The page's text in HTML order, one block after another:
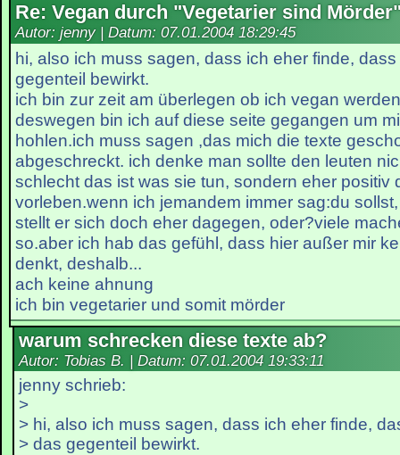
Re: Vegan durch "Vegetarier sind
Autor: jenny | Datum: 07.01.2004 18:29:45
hi, also ich muss sagen, dass ich eher finde,
gegenteil bewirkt.
ich bin zur zeit am überlegen ob ich vegan
deswegen bin ich auf diese seite gegangen um
hohlen.ich muss sagen ,das mich die texte
abgeschreckt. ich denke man sollte den leuten
schlecht das ist was sie tun, sondern eher positiv
vorleben.wenn ich jemandem immer sag:du
stellt er sich doch eher dagegen, oder?viele
so.aber ich hab das gefühl, dass hier außer mir
denkt, deshalb...
ach keine ahnung
ich bin vegetarier und somit mörder
warum schrecken diese texte ab?
Autor: Tobias B. | Datum: 07.01.2004 19:33:11
jenny schrieb:
>
> hi, also ich muss sagen, dass ich eher finde,
> das gegenteil bewirkt.